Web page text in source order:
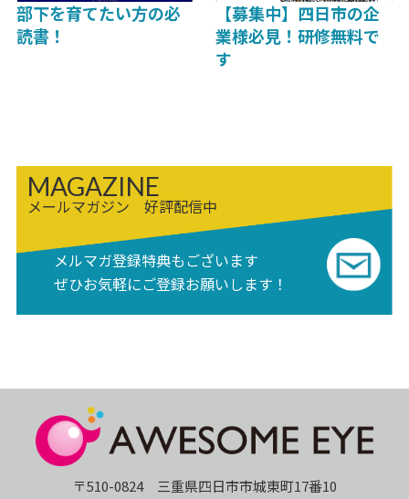
部下を育てたい方の必
読書！
【募集中】四日市の企
業様必見！研修無料で
す
MAGAZINE
メールマガジン 好評配信中
メルマガ登録特典もございます
ぜひお気軽にご登録お願いします！
〒510-0824 三重県四日市市城東町17番10